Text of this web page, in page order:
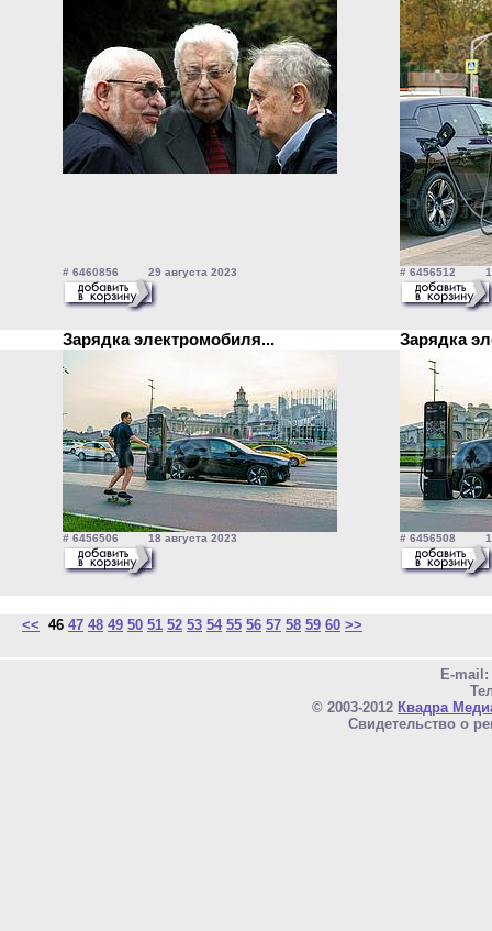
# 6460856 29 августа 2023 # 6456512 18
Зарядка электромобиля... Зарядка
# 6456506 18 августа 2023 # 6456508 18
<< 46 47 48 49 50 51 52 53 54 55 56 57 58 59 60 >>
E-mail:
© 2003-2012 Квадра
Свидетельство о